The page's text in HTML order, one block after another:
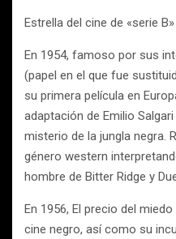
Estrella del cine de «serie
En 1954, famoso por sus
(papel en el que fue
su primera película en
adaptación de Emilio
misterio de la jungla negra.
género western
hombre de Bitter Ridge y
En 1956, El precio del
cine negro, así como su